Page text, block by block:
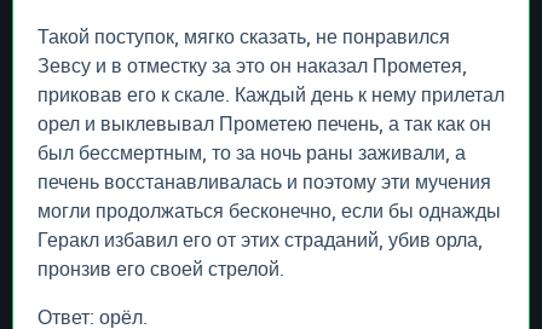
Такой поступок, мягко сказать, не понравился
Зевсу и в отместку за это он наказал Прометея,
приковав его к скале. Каждый день к нему прилетал
орел и выклевывал Прометею печень, а так как он
был бессмертным, то за ночь раны заживали, а
печень восстанавливалась и поэтому эти мучения
могли продолжаться бесконечно, если бы однажды
Геракл избавил его от этих страданий, убив орла,
пронзив его своей стрелой.
Ответ: орёл.